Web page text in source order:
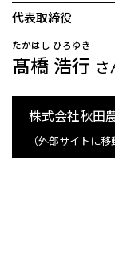
代表取締役
髙橋 浩行
たかはし ひろゆき
さ
株式会社秋田
（外部サイトに移